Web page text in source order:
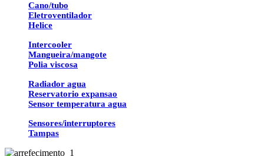
Cano/tubo
Eletroventilador
Helice
Intercooler
Mangueira/mangote
Polia viscosa
Radiador agua
Reservatorio expansao
Sensor temperatura agua
Sensores/interruptores
Tampas